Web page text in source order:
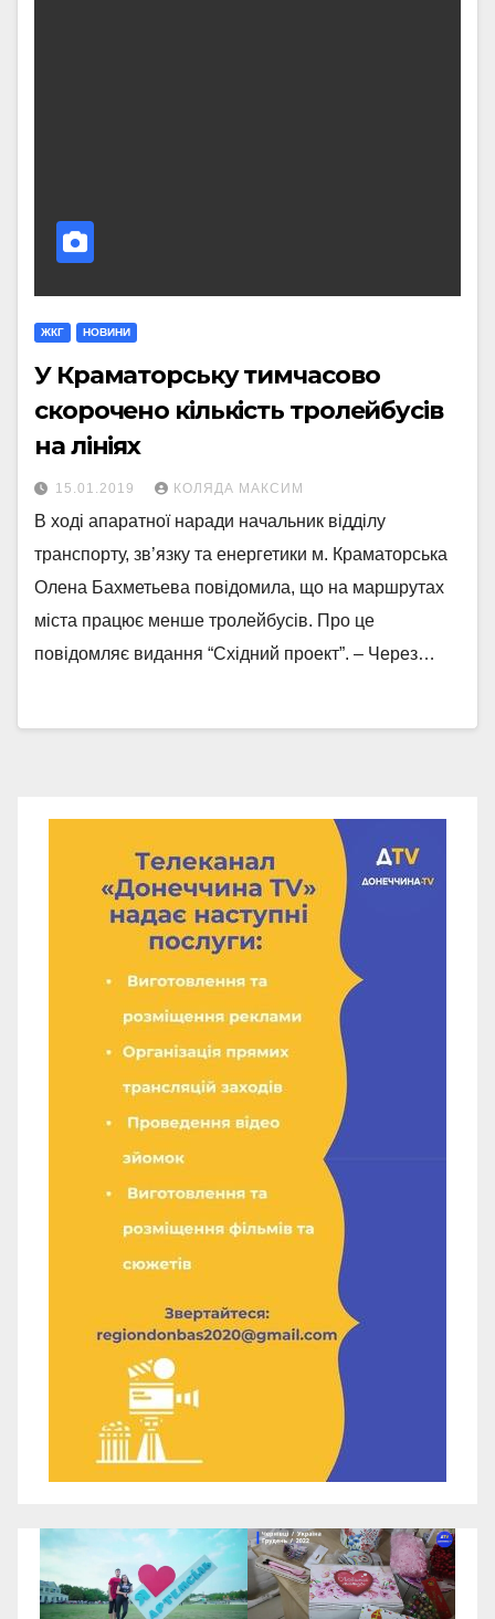
ЖКГ НОВИНИ
У Краматорську тимчасово
скорочено кількість тролейбусів
на лініях
15.01.2019 КОЛЯДА МАКСИМ
В ході апаратної наради начальник відділу
транспорту, зв’язку та енергетики м. Краматорська
Олена Бахметьева повідомила, що на маршрутах
міста працює менше тролейбусів. Про це
повідомляє видання “Східний проект”. – Через…